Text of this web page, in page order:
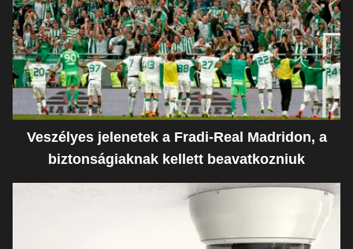
Veszélyes jelenetek a Fradi-Real Madridon, a
biztonságiaknak kellett beavatkozniuk